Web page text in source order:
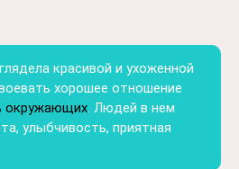
красивой и ухоженной
хорошее отношение
окружающих. Людей в нем
улыбчивость, приятная